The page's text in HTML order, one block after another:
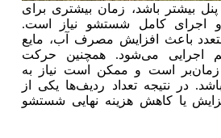
بیشتر باشد، زمان بیشتری برای
و اجرای کامل شستشو نیاز است.
باعث افزایش مصرف آب، مایع
اجرایی می‌شود. همچنین حرکت
زمان‌بر است و ممکن است نیاز به
در نتیجه تعداد ردیف‌ها یکی از
یا کاهش هزینه نهایی شستشو